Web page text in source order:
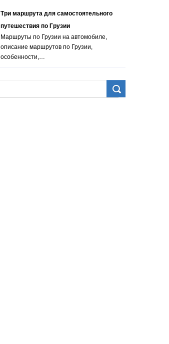
Три маршрута для самостоятельного
путешествия по Грузии
Маршруты по Грузии на автомобиле,
описание маршрутов по Грузии,
особенности,…